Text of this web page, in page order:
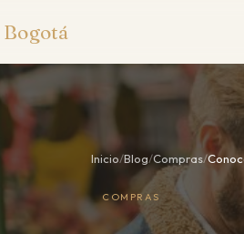
Bogotá
Inicio/Blog/Compras/
COMPRAS